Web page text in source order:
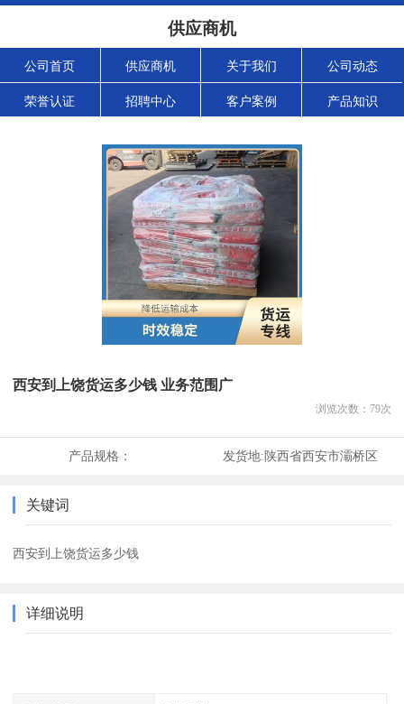
供应商机
公司首页 供应商机 关于我们 公司动态
荣誉认证 招聘中心 客户案例 产品知识
西安到上饶货运多少钱 业务范围广
浏览次数： 79次
产品规格： 发货地:陕西省西安市灞桥区
关键词
西安到上饶货运多少钱
详细说明